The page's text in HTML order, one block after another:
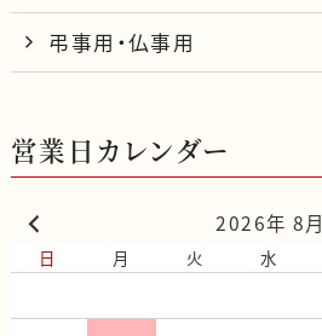
弔事用・仏事用
営業日カレンダー
2026年 8月
日 月 火 水